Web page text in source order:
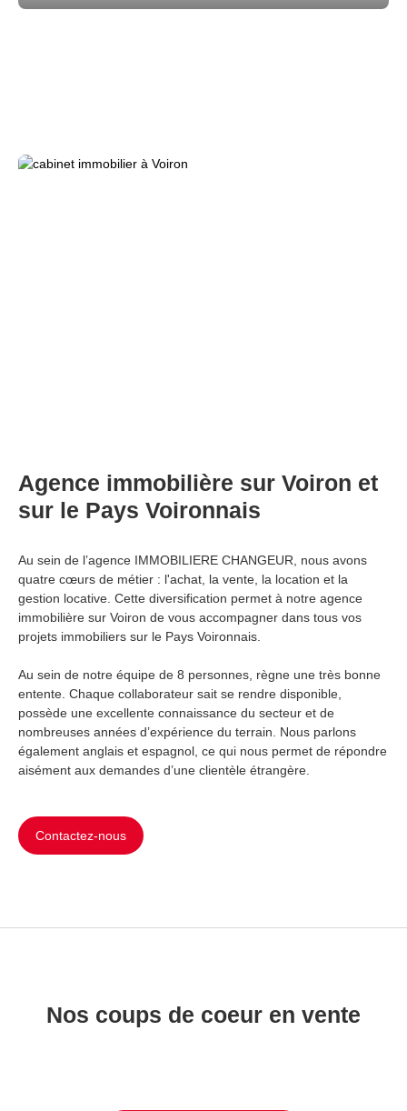
Agence immobilière sur Voiron et
sur le Pays Voironnais
Au sein de l’agence IMMOBILIERE CHANGEUR, nous avons
quatre cœurs de métier : l'achat, la vente, la location et la
gestion locative. Cette diversification permet à notre agence
immobilière sur Voiron de vous accompagner dans tous vos
projets immobiliers sur le Pays Voironnais.
Au sein de notre équipe de 8 personnes, règne une très bonne
entente. Chaque collaborateur sait se rendre disponible,
possède une excellente connaissance du secteur et de
nombreuses années d’expérience du terrain. Nous parlons
également anglais et espagnol, ce qui nous permet de répondre
aisément aux demandes d’une clientèle étrangère.
Contactez-nous
Nos coups de coeur en vente